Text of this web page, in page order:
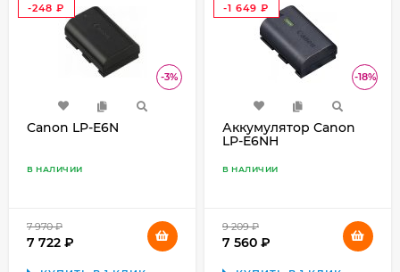
-3%
-248
Canon LP-E6N
В НАЛИЧИИ
7 970
7 722
-18%
-1 649
₽
Аккумулятор Canon
LP-E6NH
В НАЛИЧИИ
9 209
7 560